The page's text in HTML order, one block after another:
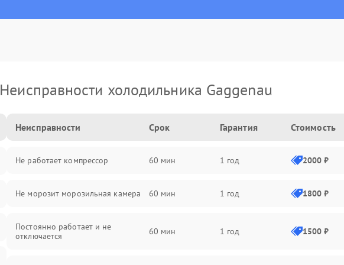
Неисправности холодильника Gaggenau
Неисправности Срок Гарантия Стоимость
Не работает компрессор 60 мин 1 год 2000 ₽
Не морозит морозильная камера 60 мин 1 год 1800 ₽
Постоянно работает и не
отключается
60 мин 1 год 1500 ₽